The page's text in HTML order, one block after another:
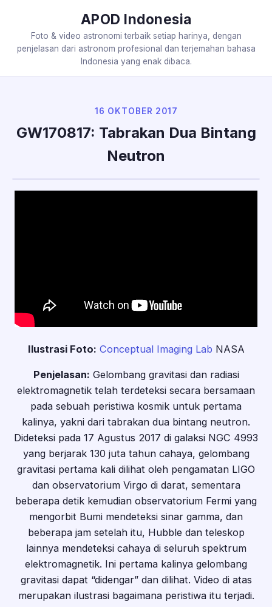
APOD Indonesia
Foto & video astronomi terbaik setiap harinya, dengan
penjelasan dari astronom profesional dan terjemahan bahasa
Indonesia yang enak dibaca.
16 OKTOBER 2017
GW170817: Tabrakan Dua Bintang
Neutron
Ilustrasi Foto: Conceptual Imaging Lab NASA
Penjelasan: Gelombang gravitasi dan radiasi
elektromagnetik telah terdeteksi secara bersamaan
pada sebuah peristiwa kosmik untuk pertama
kalinya, yakni dari tabrakan dua bintang neutron.
Dideteksi pada 17 Agustus 2017 di galaksi NGC 4993
yang berjarak 130 juta tahun cahaya, gelombang
gravitasi pertama kali dilihat oleh pengamatan LIGO
dan observatorium Virgo di darat, sementara
beberapa detik kemudian observatorium Fermi yang
mengorbit Bumi mendeteksi sinar gamma, dan
beberapa jam setelah itu, Hubble dan teleskop
lainnya mendeteksi cahaya di seluruh spektrum
elektromagnetik. Ini pertama kalinya gelombang
gravitasi dapat “didengar” dan dilihat. Video di atas
merupakan ilustrasi bagaimana peristiwa itu terjadi.